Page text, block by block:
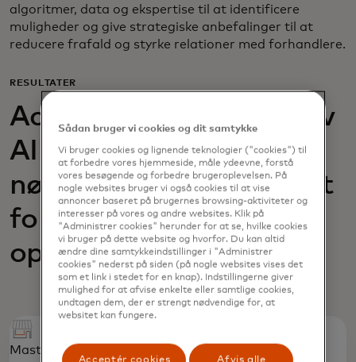
algoritmer, data og ekspertise til at identificere
muligheder og give strategiske anbefalinger til at
reducere frafald og styrke relationer med forhandlere.
RESULTATER
Acquiring Optimizer gav
AIK Banka den
nødvendige indsigt til at
forbedre sin
opkøbsportefølje
Mastercard identificerede prioriterede grupper af
Sådan bruger vi cookies og dit samtykke
Vi bruger cookies og lignende teknologier ("cookies") til
at forbedre vores hjemmeside, måle ydeevne, forstå
vores besøgende og forbedre brugeroplevelsen. På
nogle websites bruger vi også cookies til at vise
annoncer baseret på brugernes browsing-aktiviteter og
interesser på vores og andre websites. Klik på
"Administrer cookies" herunder for at se, hvilke cookies
vi bruger på dette website og hvorfor. Du kan altid
ændre dine samtykkeindstillinger i "Administrer
cookies" nederst på siden (på nogle websites vises det
som et link i stedet for en knap). Indstillingerne giver
mulighed for at afvise enkelte eller samtlige cookies,
undtagen dem, der er strengt nødvendige for, at
websitet kan fungere.
Acceptér cookies Afvis alle